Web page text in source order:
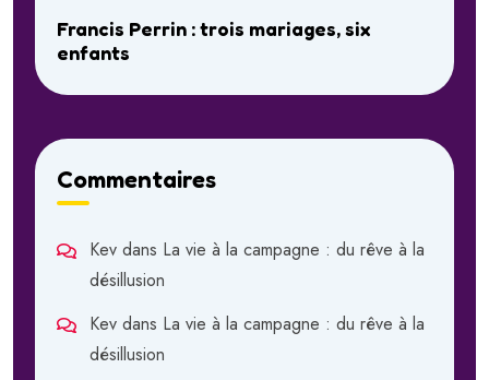
Francis Perrin : trois mariages, six
enfants
Commentaires
Kev dans La vie à la campagne : du rêve à la
désillusion
Kev dans La vie à la campagne : du rêve à la
désillusion